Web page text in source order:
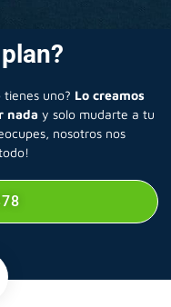
tienes uno? Lo creamos
nada y solo mudarte a tu
nosotros nos